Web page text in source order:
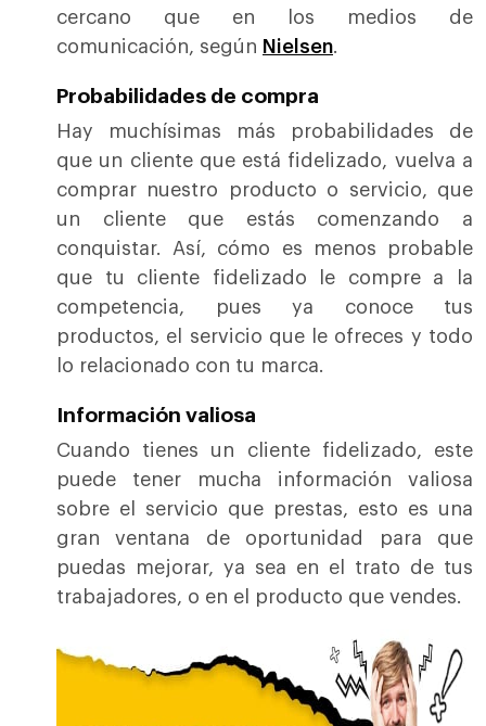
cercano que en los medios de
comunicación, según Nielsen.
Probabilidades de compra
Hay muchísimas más probabilidades de
que un cliente que está fidelizado, vuelva a
comprar nuestro producto o servicio, que
un cliente que estás comenzando a
conquistar. Así, cómo es menos probable
que tu cliente fidelizado le compre a la
competencia, pues ya conoce tus
productos, el servicio que le ofreces y todo
lo relacionado con tu marca.
Información valiosa
Cuando tienes un cliente fidelizado, este
puede tener mucha información valiosa
sobre el servicio que prestas, esto es una
gran ventana de oportunidad para que
puedas mejorar, ya sea en el trato de tus
trabajadores, o en el producto que vendes.